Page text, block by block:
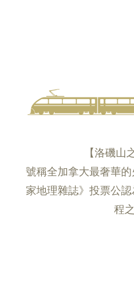
【洛磯山
號稱全加拿大最奢華
家地理雜誌》投票公
程